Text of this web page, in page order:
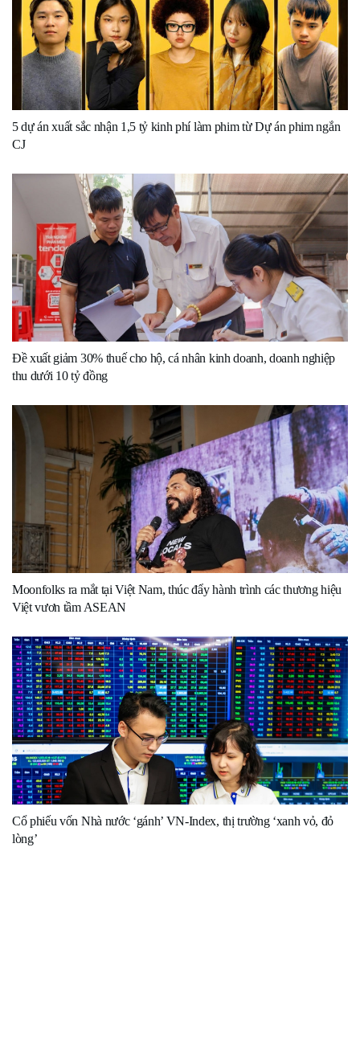
5 dự án xuất sắc nhận 1,5 tỷ kinh phí làm phim từ Dự án phim ngắn
CJ
Đề xuất giảm 30% thuế cho hộ, cá nhân kinh doanh, doanh nghiệp
thu dưới 10 tỷ đồng
Moonfolks ra mắt tại Việt Nam, thúc đẩy hành trình các thương hiệu
Việt vươn tầm ASEAN
Cổ phiếu vốn Nhà nước ‘gánh’ VN-Index, thị trường ‘xanh vỏ, đỏ
lòng’